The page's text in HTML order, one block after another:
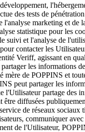
des tests de
l'analyse marketing et de
statistique pour les
suivi et l'analyse de
contacter les
Veriff, agissant en
les informations
mère de POPPINS et
peut partager les
l'Utilisateur partage des
être diffusées
de réseaux
communiquer
de l'Utilisateur,